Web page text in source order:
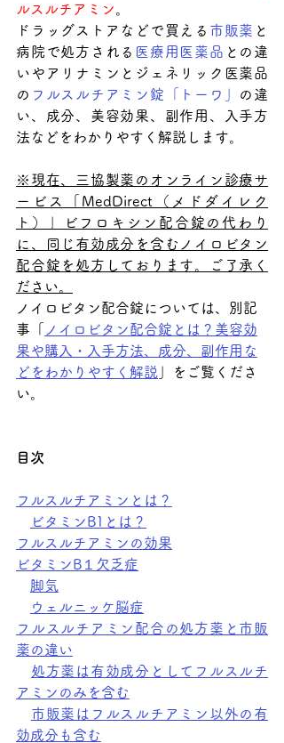
ルスルチアミン
ドラッグストアなどで買える 市販薬 と
病院で処方される 医療用医薬品 との違
いやアリナミンとジェネリック医薬品
の フルスルチアミン錠「トーワ」
の違
い、成分、美容効果、副作用、入手方
法などをわかりやすく解説します。
※現在、三協製薬のオンライン診療サ
ービス「MedDirect（メドダイレク
ト）」ビフロキシン配合錠の代わり
に、同じ有効成分を含むノイロビタン
配合錠を処方しております。ご了承く
ださい。
ノイロビタン配合錠については、別記
事「
ノイロビタン配合錠とは？美容効
果や購入・入手方法、成分、副作用な
どをわかりやすく解説 」をご覧くださ
い。
目次
フルスルチアミンとは？
ビタミンB1とは？
フルスルチアミンの効果
ビタミンB１欠乏症
脚気
ウェルニッケ脳症
フルスルチアミン配合の処方薬と市販
薬の違い
処方薬は有効成分としてフルスルチ
アミンのみを含む
市販薬はフルスルチアミン以外の有
効成分も含む